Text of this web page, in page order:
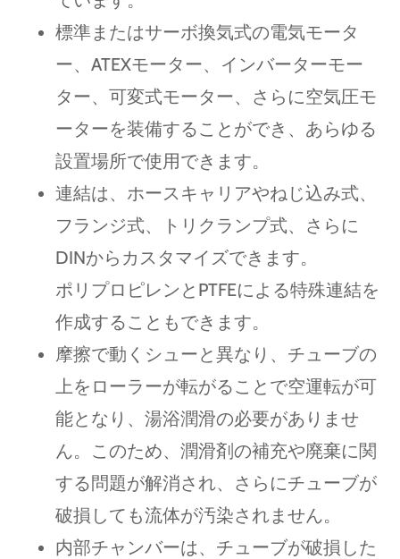
標準またはサーボ換気式の電気モータ
ー、ATEXモーター、インバーターモー
ター、可変式モーター、さらに空気圧モ
ーターを装備することができ、あらゆる
設置場所で使用できます。
連結は、ホースキャリアやねじ込み式、
フランジ式、トリクランプ式、さらに
DINからカスタマイズできます。
ポリプロピレンとPTFEによる特殊連結を
作成することもできます。
摩擦で動くシューと異なり、チューブの
上をローラーが転がることで空運転が可
能となり、湯浴潤滑の必要がありませ
ん。このため、潤滑剤の補充や廃棄に関
する問題が解消され、さらにチューブが
破損しても流体が汚染されません。
内部チャンバーは、チューブが破損した